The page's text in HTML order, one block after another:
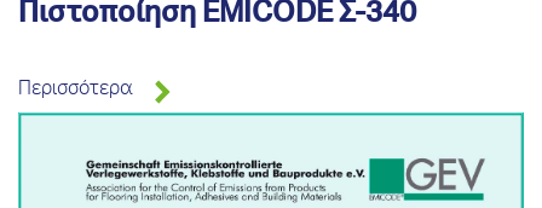
Πιστοποίηση EMICODE Σ-340
Περισσότερα